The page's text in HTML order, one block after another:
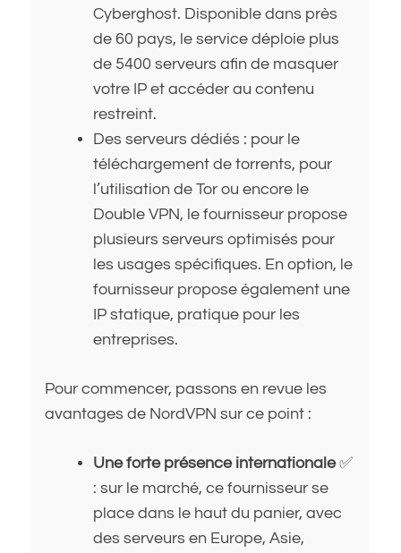
Cyberghost. Disponible dans près
de 60 pays, le service déploie plus
de 5400 serveurs afin de masquer
votre IP et accéder au contenu
restreint.
Des serveurs dédiés : pour le
téléchargement de torrents, pour
l’utilisation de Tor ou encore le
Double VPN, le fournisseur propose
plusieurs serveurs optimisés pour
les usages spécifiques. En option, le
fournisseur propose également une
IP statique, pratique pour les
entreprises.
Pour commencer, passons en revue les
avantages de NordVPN sur ce point :
Une forte présence internationale✅
: sur le marché, ce fournisseur se
place dans le haut du panier, avec
des serveurs en Europe, Asie,